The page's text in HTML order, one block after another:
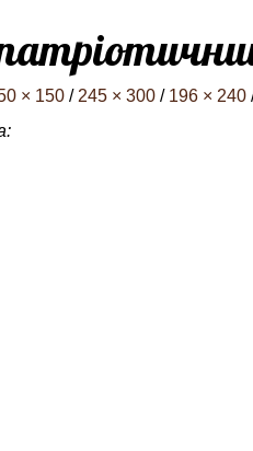
× 150 / 245 × 300 / 196 × 240